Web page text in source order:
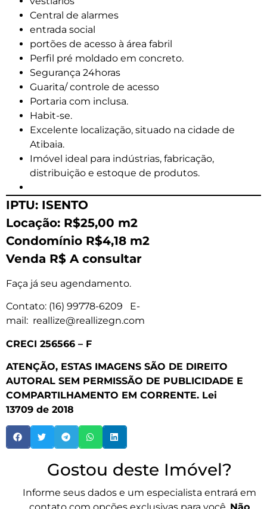
Central de alarmes
entrada social
portões de acesso à área fabril
Perfil pré moldado em concreto.
Segurança 24horas
Guarita/ controle de acesso
Portaria com inclusa.
Habit-se.
Excelente localização, situado na cidade de
Atibaia.
Imóvel ideal para indústrias, fabricação,
distribuição e estoque de produtos.
IPTU: ISENTO
Locação: R$25,00 m2
Condomínio R$4,18 m2
Venda R$ A consultar
Faça já seu agendamento.
Contato: (16) 99778-6209 E-
mail: reallize@reallizegn.com
CRECI 256566 – F
ATENÇÃO, ESTAS IMAGENS SÃO DE DIREITO
AUTORAL SEM PERMISSÃO DE PUBLICIDADE E
COMPARTILHAMENTO EM CORRENTE. Lei
13709 de 2018
Gostou deste Imóvel?
Informe seus dados e um especialista entrará em
contato com opções exclusivas para você. Não